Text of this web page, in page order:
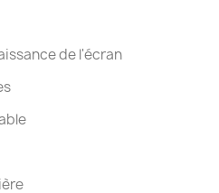
de l'écran